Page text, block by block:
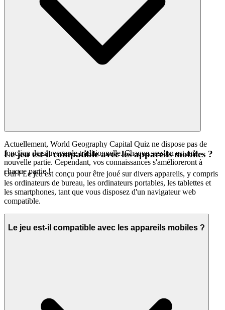
Actuellement, World Geography Capital Quiz ne dispose pas de
fonction de sauvegarde traditionnelle. Chaque session est une
nouvelle partie. Cependant, vos connaissances s'amélioreront à
chaque partie !
Le jeu est-il compatible avec les appareils mobiles ?
Oui ! Le jeu est conçu pour être joué sur divers appareils, y compris
les ordinateurs de bureau, les ordinateurs portables, les tablettes et
les smartphones, tant que vous disposez d'un navigateur web
compatible.
Le jeu est-il compatible avec les appareils mobiles ?